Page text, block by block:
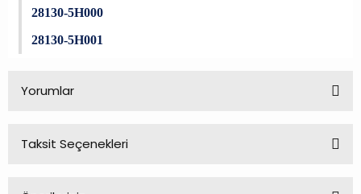
28130-5H000
28130-5H001
Yorumlar
Taksit Seçenekleri